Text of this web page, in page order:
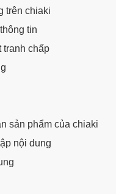
trên chiaki
tin
tranh chấp
sản phẩm của chiaki
nội dung